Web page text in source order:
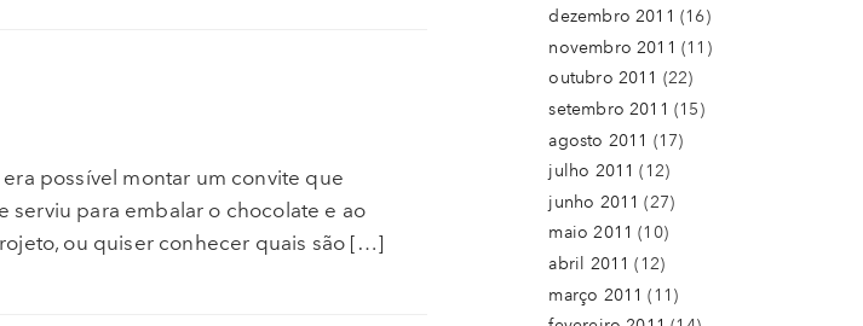
possível montar um convite que
para embalar o chocolate e ao
ou quiser conhecer quais são […]
dezembro 2011 (16)
novembro 2011 (11)
outubro 2011 (22)
setembro 2011 (15)
agosto 2011 (17)
julho 2011 (12)
junho 2011 (27)
maio 2011 (10)
abril 2011 (12)
março 2011 (11)